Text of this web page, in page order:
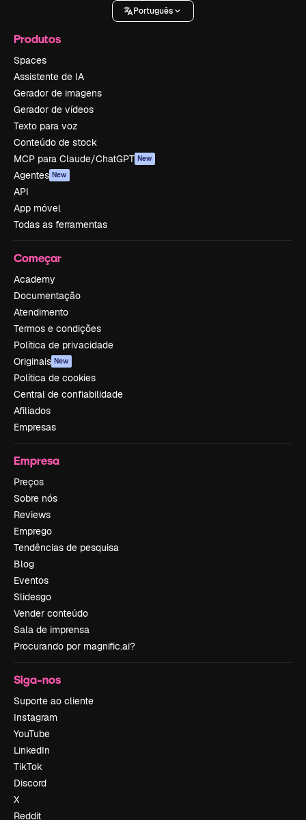
Português
Produtos
Spaces
Assistente de IA
Gerador de imagens
Gerador de vídeos
Texto para voz
Conteúdo de stock
MCP para Claude/ChatGPT New
Agentes New
API
App móvel
Todas as ferramentas
Começar
Academy
Documentação
Atendimento
Termos e condições
Política de privacidade
Originais New
Política de cookies
Central de confiabilidade
Afiliados
Empresas
Empresa
Preços
Sobre nós
Reviews
Emprego
Tendências de pesquisa
Blog
Eventos
Slidesgo
Vender conteúdo
Sala de imprensa
Procurando por magnific.ai?
Siga-nos
Suporte ao cliente
Instagram
YouTube
LinkedIn
TikTok
Discord
X
Reddit